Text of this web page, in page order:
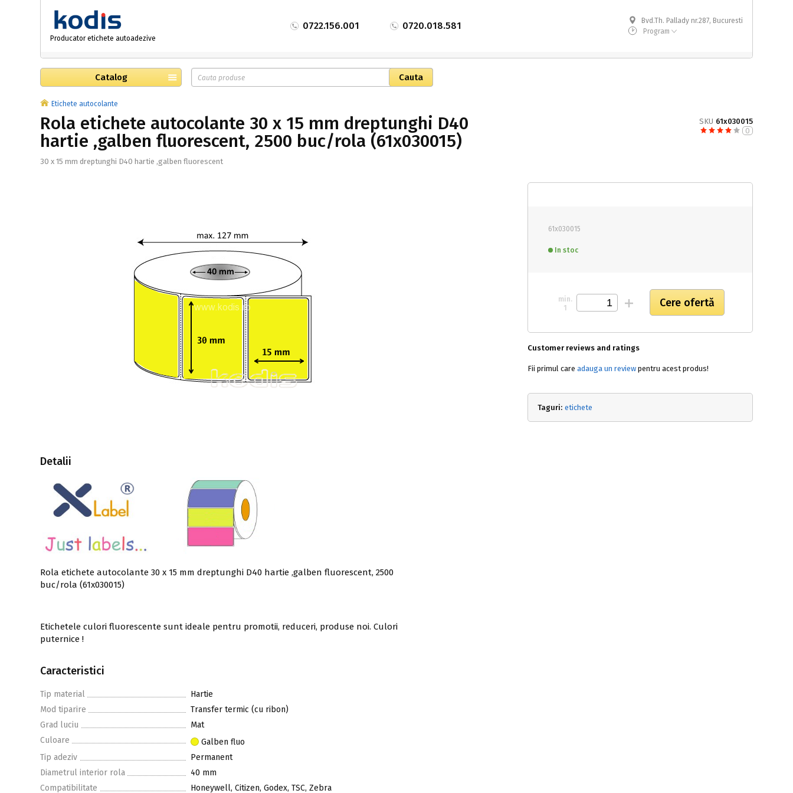
Producator etichete autoadezive
0722.156.001 0720.018.581
Bvd.Th. Pallady nr.287, Bucuresti
Program
Catalog
Etichete autocolante
Rola etichete autocolante 30 x 15 mm dreptunghi D40
hartie ,galben fluorescent, 2500 buc/rola (61x030015)
30 x 15 mm dreptunghi D40 hartie ,galben fluorescent
SKU 61x030015
0
Detalii
Rola etichete autocolante 30 x 15 mm dreptunghi D40 hartie ,galben fluorescent, 2500
buc/rola (61x030015)
Etichetele culori fluorescente sunt ideale pentru promotii, reduceri, produse noi. Culori
puternice !
Caracteristici
Tip material
Hartie
Mod tiparire
Transfer termic (cu ribon)
Grad luciu
Mat
Culoare
Galben fluo
Tip adeziv
Permanent
Diametrul interior rola
40 mm
Compatibilitate
Honeywell, Citizen, Godex, TSC, Zebra
61x030015
In stoc
min.
1
Customer reviews and ratings
Fii primul care adauga un review pentru acest produs!
Taguri: etichete